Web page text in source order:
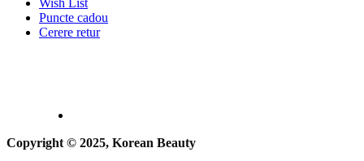
Wish List
Puncte cadou
Cerere retur
Copyright © 2025, Korean Beauty